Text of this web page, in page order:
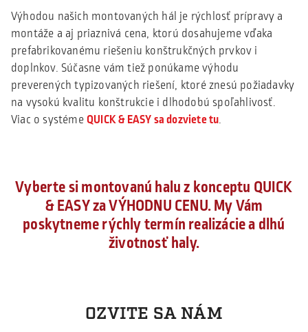
Výhodou našich montovaných hál je rýchlosť prípravy a
montáže a aj priaznivá cena, ktorú dosahujeme vďaka
prefabrikovanému riešeniu konštrukčných prvkov i
doplnkov. Súčasne vám tiež ponúkame výhodu
preverených typizovaných riešení, ktoré znesú požiadavky
na vysokú kvalitu konštrukcie i dlhodobú spoľahlivosť.
Viac o systéme QUICK & EASY sa dozviete tu.
Vyberte si montovanú halu z konceptu QUICK
& EASY za VÝHODNU CENU. My Vám
poskytneme rýchly termín realizácie a dlhú
životnosť haly.
OZVITE SA NÁM